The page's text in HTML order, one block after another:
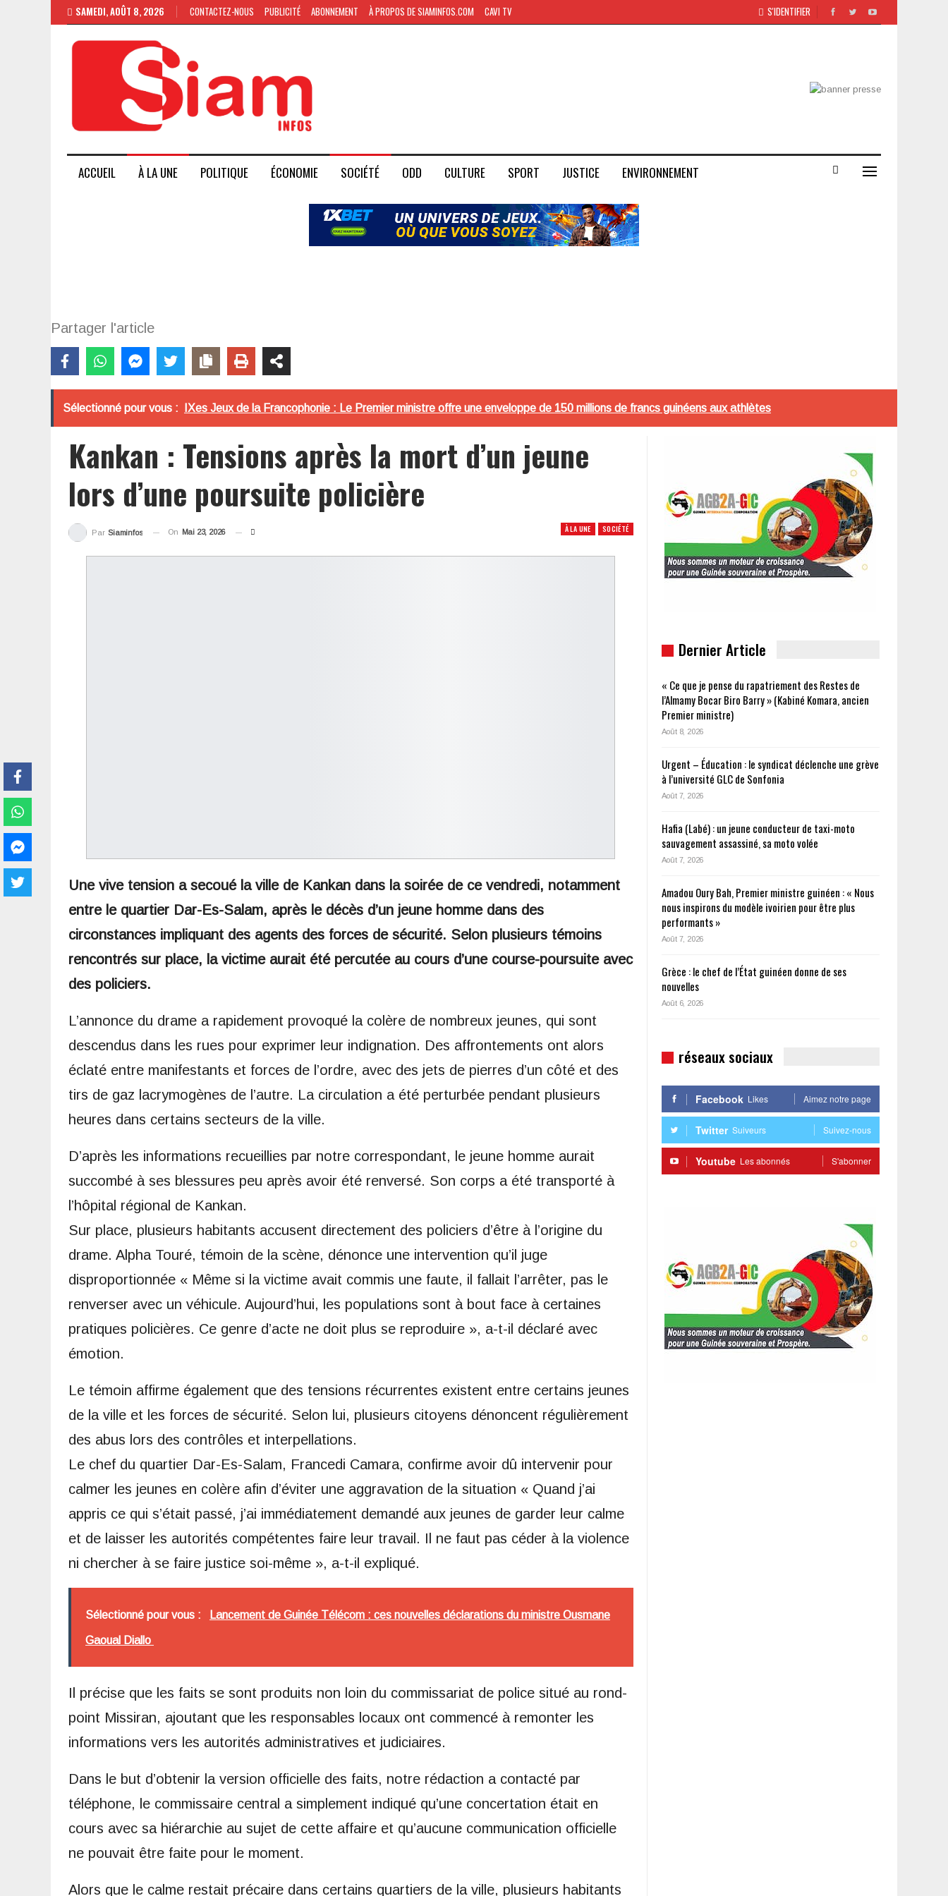
S'IDENTIFIER
SAMEDI, AOÛT 8, 2026 CONTACTEZ-NOUS PUBLICITÉ ABONNEMENT À PROPOS DE SIAMINFOS.COM CAVI TV
ACCUEIL À LA UNE POLITIQUE ÉCONOMIE SOCIÉTÉ ODD CULTURE SPORT JUSTICE ENVIRONNEMENT
Partager l'article
Sélectionné pour vous : IXes Jeux de la Francophonie : Le Premier ministre offre une enveloppe de 150 millions de francs guinéens aux athlètes
Kankan : Tensions après la mort d’un jeune
lors d’une poursuite policière
À LA UNE SOCIÉTÉ
Par Siaminfos On Mai 23, 2026
Une vive tension a secoué la ville de Kankan dans la soirée de ce vendredi, notamment
entre le quartier Dar-Es-Salam, après le décès d’un jeune homme dans des
circonstances impliquant des agents des forces de sécurité. Selon plusieurs témoins
rencontrés sur place, la victime aurait été percutée au cours d’une course-poursuite avec
des policiers.
L’annonce du drame a rapidement provoqué la colère de nombreux jeunes, qui sont
descendus dans les rues pour exprimer leur indignation. Des affrontements ont alors
éclaté entre manifestants et forces de l’ordre, avec des jets de pierres d’un côté et des
tirs de gaz lacrymogènes de l’autre. La circulation a été perturbée pendant plusieurs
heures dans certains secteurs de la ville.
D’après les informations recueillies par notre correspondant, le jeune homme aurait
succombé à ses blessures peu après avoir été renversé. Son corps a été transporté à
l’hôpital régional de Kankan.
Sur place, plusieurs habitants accusent directement des policiers d’être à l’origine du
drame. Alpha Touré, témoin de la scène, dénonce une intervention qu’il juge
disproportionnée « Même si la victime avait commis une faute, il fallait l’arrêter, pas le
renverser avec un véhicule. Aujourd’hui, les populations sont à bout face à certaines
pratiques policières. Ce genre d’acte ne doit plus se reproduire », a-t-il déclaré avec
émotion.
Le témoin affirme également que des tensions récurrentes existent entre certains jeunes
de la ville et les forces de sécurité. Selon lui, plusieurs citoyens dénoncent régulièrement
des abus lors des contrôles et interpellations.
Le chef du quartier Dar-Es-Salam, Francedi Camara, confirme avoir dû intervenir pour
calmer les jeunes en colère afin d’éviter une aggravation de la situation « Quand j’ai
appris ce qui s’était passé, j’ai immédiatement demandé aux jeunes de garder leur calme
et de laisser les autorités compétentes faire leur travail. Il ne faut pas céder à la violence
ni chercher à se faire justice soi-même », a-t-il expliqué.
Sélectionné pour vous : Lancement de Guinée Télécom : ces nouvelles déclarations du ministre Ousmane
Gaoual Diallo
Il précise que les faits se sont produits non loin du commissariat de police situé au rond-
point Missiran, ajoutant que les responsables locaux ont commencé à remonter les
informations vers les autorités administratives et judiciaires.
Dans le but d’obtenir la version officielle des faits, notre rédaction a contacté par
téléphone, le commissaire central a simplement indiqué qu’une concertation était en
cours avec sa hiérarchie au sujet de cette affaire et qu’aucune communication officielle
ne pouvait être faite pour le moment.
Alors que le calme restait précaire dans certains quartiers de la ville, plusieurs habitants
Dernier Article
« Ce que je pense du rapatriement des Restes de
l’Almamy Bocar Biro Barry » (Kabiné Komara, ancien
Premier ministre)
Août 8, 2026
Urgent – Éducation : le syndicat déclenche une grève
à l’université GLC de Sonfonia
Août 7, 2026
Hafia (Labé) : un jeune conducteur de taxi-moto
sauvagement assassiné, sa moto volée
Août 7, 2026
Amadou Oury Bah, Premier ministre guinéen : « Nous
nous inspirons du modèle ivoirien pour être plus
performants »
Août 7, 2026
Grèce : le chef de l’État guinéen donne de ses
nouvelles
Août 6, 2026
réseaux sociaux
Facebook Likes Aimez notre page
Twitter Suiveurs Suivez-nous
Youtube Les abonnés S'abonner